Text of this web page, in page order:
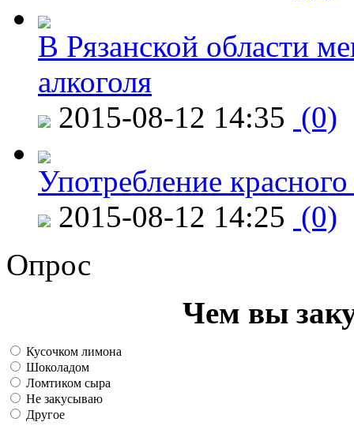
В Рязанской области
алкоголя
2015-08-12 14:35 (0)
Употребление
2015-08-12 14:25 (0)
Опрос
Чем вы
Кусочком лимона
Шоколадом
Ломтиком сыра
Не закусываю
Другое